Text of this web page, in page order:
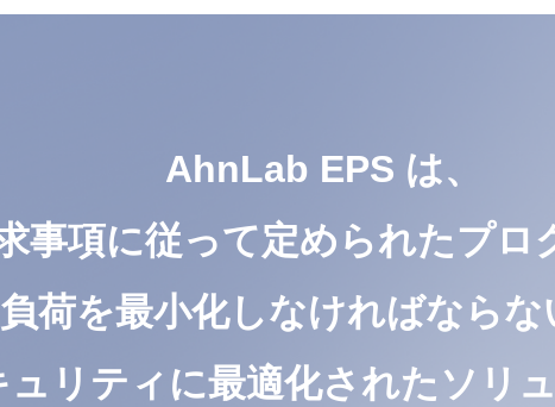
AhnLab EPS は、
事項に従って定められたプロ
負荷を最小化しなければならな
リティに最適化されたソリ